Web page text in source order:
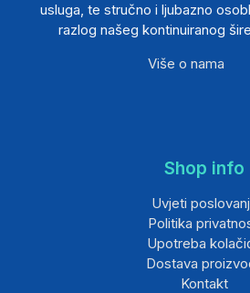
usluga, te stručno i ljubazno
razlog našeg kontinuiranog
Više o nama
Shop info
Uvjeti
Politika
Upotreba
Dostava
Kontakt